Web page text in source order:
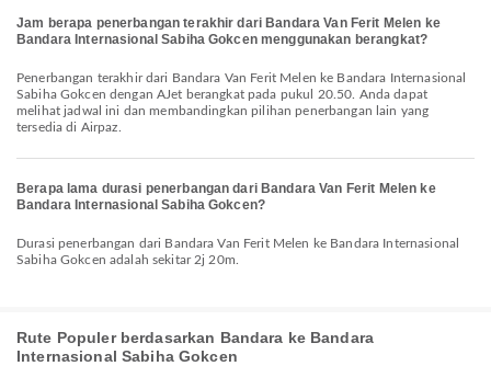
Jam berapa penerbangan terakhir dari Bandara Van Ferit Melen ke
Bandara Internasional Sabiha Gokcen menggunakan berangkat?
Penerbangan terakhir dari Bandara Van Ferit Melen ke Bandara Internasional
Sabiha Gokcen dengan AJet berangkat pada pukul 20.50. Anda dapat
melihat jadwal ini dan membandingkan pilihan penerbangan lain yang
tersedia di Airpaz.
Berapa lama durasi penerbangan dari Bandara Van Ferit Melen ke
Bandara Internasional Sabiha Gokcen?
Durasi penerbangan dari Bandara Van Ferit Melen ke Bandara Internasional
Sabiha Gokcen adalah sekitar 2j 20m.
Rute Populer berdasarkan Bandara ke Bandara
Internasional Sabiha Gokcen